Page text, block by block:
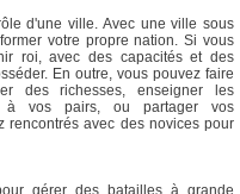
d'une ville. Avec une ville sous
votre propre nation. Si vous
roi, avec des capacités et des
En outre, vous pouvez faire
des richesses, enseigner les
à vos pairs, ou partager vos
rencontrés avec des novices pour